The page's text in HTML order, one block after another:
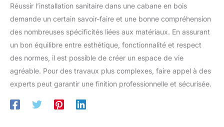
Réussir l’installation sanitaire dans une cabane en bois
demande un certain savoir-faire et une bonne compréhension
des nombreuses spécificités liées aux matériaux. En assurant
un bon équilibre entre esthétique, fonctionnalité et respect
des normes, il est possible de créer un espace de vie
agréable. Pour des travaux plus complexes, faire appel à des
experts peut garantir une finition professionnelle et sécurisée.